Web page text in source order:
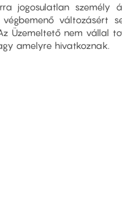
jogosulatlan személy
változásért
Üzemeltető nem vállal
amelyre hivatkoznak.